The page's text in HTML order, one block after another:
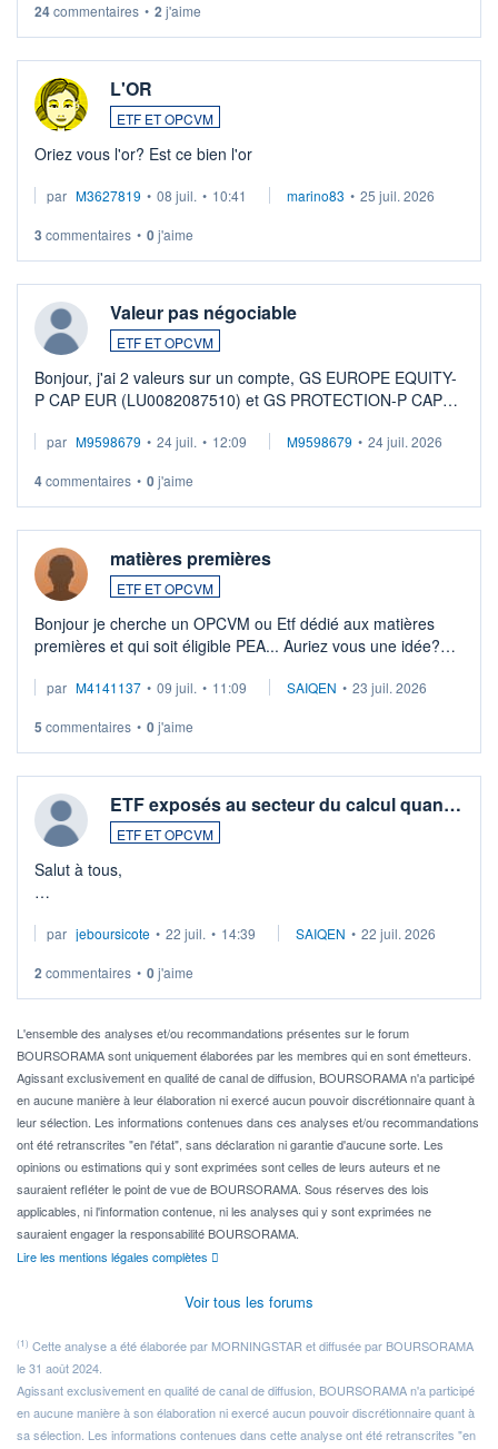
24commentaires • 2 j'aime
L'OR
ETF ET OPCVM
Oriez vous l'or? Est ce bien l'or
par M3627819 • 08 juil. • 10:41 marino83 • 25 juil. 2026
3 commentaires • 0j'aime
Valeur pas négociable
ETF ET OPCVM
Bonjour, j'ai 2 valeurs sur un compte, GS EUROPE EQUITY-
P CAP EUR (LU0082087510) et GS PROTECTION-P CAP
veux procéder à la vente, on me signale ...
par M9598679 • 24 juil. • 12:09 M9598679 • 24 juil. 2026
4commentaires • 0j'aime
matières premières
ETF ET OPCVM
Bonjour je cherche un OPCVM ou Etf dédié aux matières
premières et qui soit éligible PEA... Auriez vous une idée?
par M4141137 • 09 juil. • 11:09 SAIQEN • 23 juil. 2026
5 commentaires • 0j'aime
ETF exposés au secteur du calcul quan…
ETF ET OPCVM
Salut à tous,
via un ETF plutôt que des actions individuelles.
Idéalement, je voudrais qu'il soit éligible au PEA.
Pour l' ...
par jeboursicote • 22 juil. • 14:39 SAIQEN • 22 juil. 2026
2 commentaires • 0j'aime
L'ensemble des analyses et/ou recommandations présentes sur le forum
BOURSORAMA sont uniquement élaborées par les membres qui en sont émetteurs.
Agissant exclusivement en qualité de canal de diffusion, BOURSORAMA n'a participé
en aucune manière à leur élaboration ni exercé aucun pouvoir discrétionnaire quant à
leur sélection. Les informations contenues dans ces analyses et/ou recommandations
ont été retranscrites "en l'état", sans déclaration ni garantie d'aucune sorte. Les
opinions ou estimations qui y sont exprimées sont celles de leurs auteurs et ne
sauraient refléter le point de vue de BOURSORAMA. Sous réserves des lois
applicables, ni l'information contenue, ni les analyses qui y sont exprimées ne
sauraient engager la responsabilité BOURSORAMA.
Lire les mentions légales complètes
Voir tous les forums
(1) Cette analyse a été élaborée par MORNINGSTAR et diffusée par BOURSORAMA
le 31 août 2024.
Agissant exclusivement en qualité de canal de diffusion, BOURSORAMA n'a participé
en aucune manière à son élaboration ni exercé aucun pouvoir discrétionnaire quant à
sa sélection. Les informations contenues dans cette analyse ont été retranscrites "en